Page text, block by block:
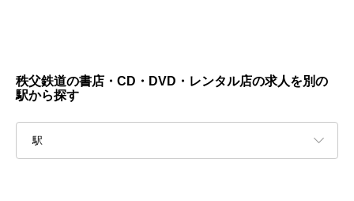
秩父鉄道の書店・CD・DVD・レンタル店の求人を別の
駅から探す
駅